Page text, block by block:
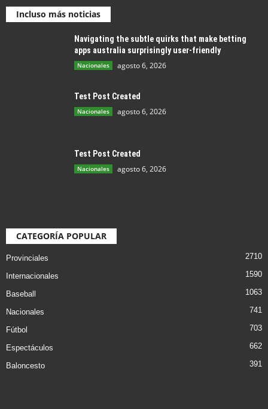
Incluso más noticias
Navigating the subtle quirks that make betting
apps australia surprisingly user-friendly
Nacionales agosto 6, 2026
Test Post Created
Nacionales agosto 6, 2026
Test Post Created
Nacionales agosto 6, 2026
CATEGORÍA POPULAR
Provinciales 2710
Internacionales 1590
Baseball 1063
Nacionales 741
Fútbol 703
Espectáculos 662
Baloncesto 391